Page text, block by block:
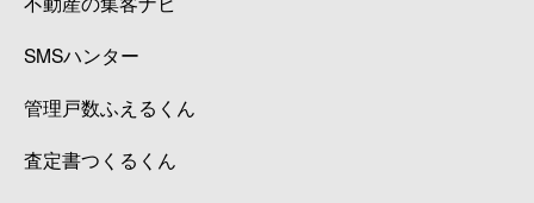
SMSハンター
管理戸数ふえるくん
査定書つくるくん